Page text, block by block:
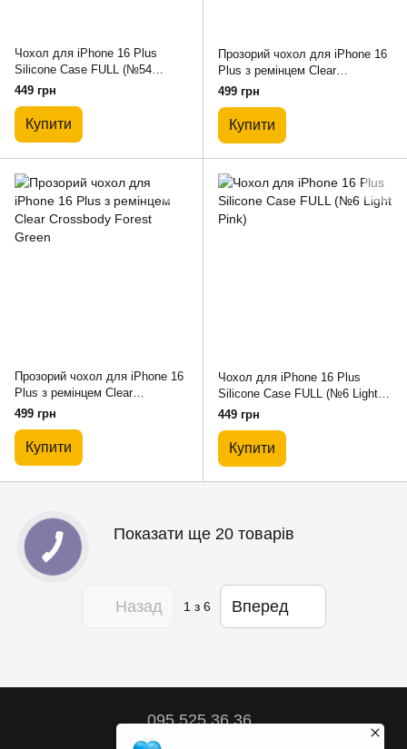
Чохол для iPhone 16 Plus
Silicone Case FULL (№54
Dragon Fruit)
449 грн
Купити
Прозорий чохол для iPhone 16
Plus з ремінцем Clear
Crossbody Red
499 грн
Купити
Прозорий чохол для iPhone 16
Plus з ремінцем Clear
Crossbody Forest Green
499 грн
Купити
Чохол для iPhone 16 Plus
Silicone Case FULL (№6 Light
Pink)
449 грн
Купити
Показати ще 20 товарів
Назад 1з 6 Вперед
095 525 36 36